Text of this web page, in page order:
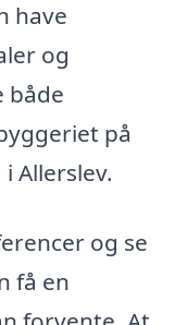
have
og
både
på
Allerslev.
og se
få en